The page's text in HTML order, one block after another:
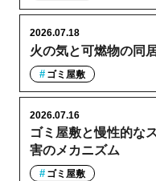
火の気と可燃物の同
2026.07.18
ゴミ屋敷
ゴミ屋敷と慢性的な
害のメカニズム
2026.07.16
ゴミ屋敷